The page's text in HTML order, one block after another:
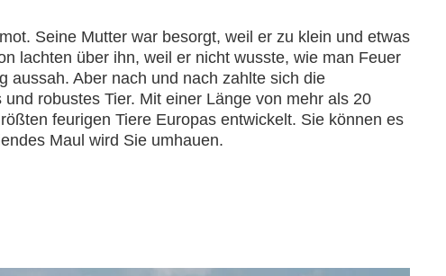
Seine Mutter war besorgt, weil er zu klein und etwas
lachten über ihn, weil er nicht wusste, wie man Feuer
aussah. Aber nach und nach zahlte sich die
robustes Tier. Mit einer Länge von mehr als 20
feurigen Tiere Europas entwickelt. Sie können es
Maul wird Sie umhauen.